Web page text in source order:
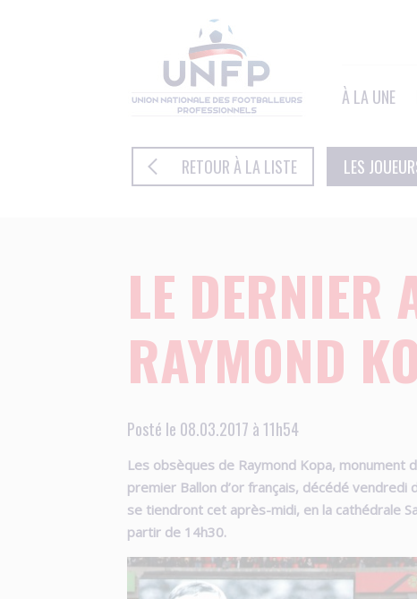
À LA UNE
RETOUR À LA LISTE LES
LE DERNIER
RAYMOND
Posté le 08.03.2017 à 11h54
Les obsèques de Raymond Kopa, monument
premier Ballon d’or français, décédé vendredi
se tiendront cet après-midi, en la cathédrale
partir de 14h30.